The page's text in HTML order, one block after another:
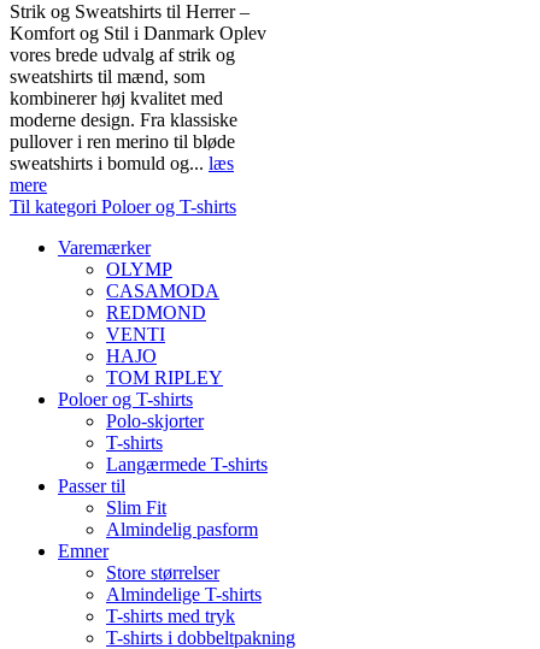
Strik og Sweatshirts til Herrer –
Komfort og Stil i Danmark Oplev
vores brede udvalg af strik og
sweatshirts til mænd, som
kombinerer høj kvalitet med
moderne design. Fra klassiske
pullover i ren merino til bløde
sweatshirts i bomuld og... læs
mere
Til kategori Poloer og T-shirts
Varemærker
OLYMP
CASAMODA
REDMOND
VENTI
HAJO
TOM RIPLEY
Poloer og T-shirts
Polo-skjorter
T-shirts
Langærmede T-shirts
Passer til
Slim Fit
Almindelig pasform
Emner
Store størrelser
Almindelige T-shirts
T-shirts med tryk
T-shirts i dobbeltpakning